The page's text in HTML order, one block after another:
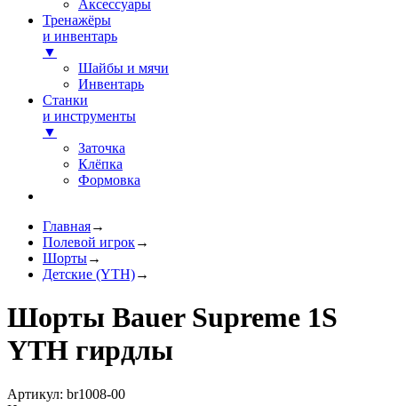
Аксессуары
Тренажёры
и инвентарь
▼
Шайбы и мячи
Инвентарь
Станки
и инструменты
▼
Заточка
Клёпка
Формовка
Главная→
Полевой игрок→
Шорты→
Детские (YTH)→
Шорты Bauer Supreme 1S
YTH гирдлы
Артикул: br1008-00